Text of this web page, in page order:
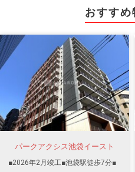
おすすめ
パークアクシス池袋イースト
■2026年2月竣工■池袋駅徒歩7分■